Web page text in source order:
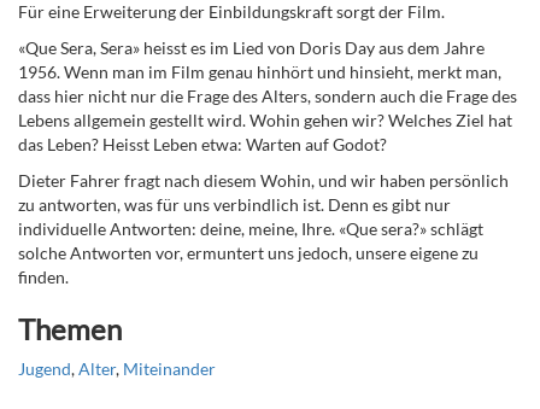
Für eine Erweiterung der Einbildungskraft sorgt der Film.
«Que Sera, Sera» heisst es im Lied von Doris Day aus dem Jahre
1956. Wenn man im Film genau hinhört und hinsieht, merkt man,
dass hier nicht nur die Frage des Alters, sondern auch die Frage des
Lebens allgemein gestellt wird. Wohin gehen wir? Welches Ziel hat
das Leben? Heisst Leben etwa: Warten auf Godot?
Dieter Fahrer fragt nach diesem Wohin, und wir haben persönlich
zu antworten, was für uns verbindlich ist. Denn es gibt nur
individuelle Antworten: deine, meine, Ihre. «Que sera?» schlägt
solche Antworten vor, ermuntert uns jedoch, unsere eigene zu
finden.
Themen
Jugend,Alter, Miteinander